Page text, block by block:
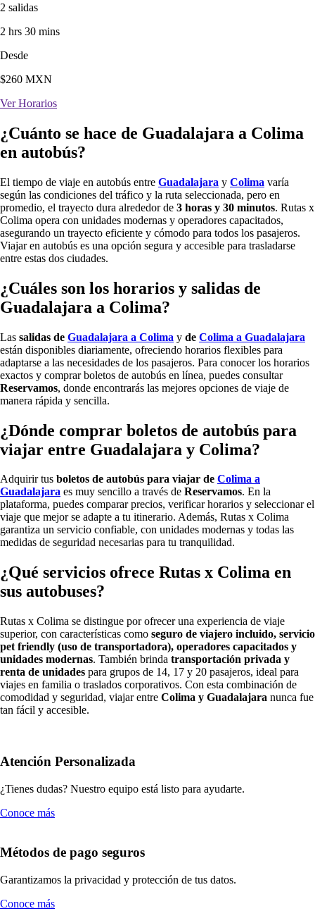
2 salidas
2 hrs 30 mins
Desde
$260 MXN
Ver Horarios
¿Cuánto se hace de Guadalajara a Colima
en autobús?
El tiempo de viaje en autobús entre Guadalajara y Colima varía
según las condiciones del tráfico y la ruta seleccionada, pero en
promedio, el trayecto dura alrededor de 3 horas y 30 minutos. Rutas x
Colima opera con unidades modernas y operadores capacitados,
asegurando un trayecto eficiente y cómodo para todos los pasajeros.
Viajar en autobús es una opción segura y accesible para trasladarse
entre estas dos ciudades.
¿Cuáles son los horarios y salidas de
Guadalajara a Colima?
Las salidas de Guadalajara a Colima y de Colima a Guadalajara
están disponibles diariamente, ofreciendo horarios flexibles para
adaptarse a las necesidades de los pasajeros. Para conocer los horarios
exactos y comprar boletos de autobús en línea, puedes consultar
Reservamos, donde encontrarás las mejores opciones de viaje de
manera rápida y sencilla.
¿Dónde comprar boletos de autobús para
viajar entre Guadalajara y Colima?
Adquirir tus boletos de autobús para viajar de Colima a
Guadalajara es muy sencillo a través de Reservamos. En la
plataforma, puedes comparar precios, verificar horarios y seleccionar el
viaje que mejor se adapte a tu itinerario. Además, Rutas x Colima
garantiza un servicio confiable, con unidades modernas y todas las
medidas de seguridad necesarias para tu tranquilidad.
¿Qué servicios ofrece Rutas x Colima en
sus autobuses?
Rutas x Colima se distingue por ofrecer una experiencia de viaje
superior, con características como seguro de viajero incluido, servicio
pet friendly (uso de transportadora), operadores capacitados y
unidades modernas. También brinda transportación privada y
renta de unidades para grupos de 14, 17 y 20 pasajeros, ideal para
viajes en familia o traslados corporativos. Con esta combinación de
comodidad y seguridad, viajar entre Colima y Guadalajara nunca fue
tan fácil y accesible.
Atención Personalizada
¿Tienes dudas? Nuestro equipo está listo para ayudarte.
Conoce más
Métodos de pago seguros
Garantizamos la privacidad y protección de tus datos.
Conoce más